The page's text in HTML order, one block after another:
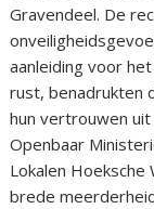
Gravendeel. De
aanleiding voor
rust, benadrukten
hun vertrouwen
Openbaar
Lokalen
brede